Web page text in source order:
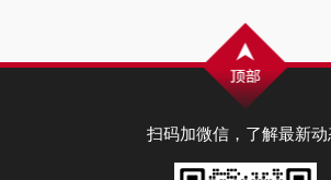
扫码加微信，了解最新动